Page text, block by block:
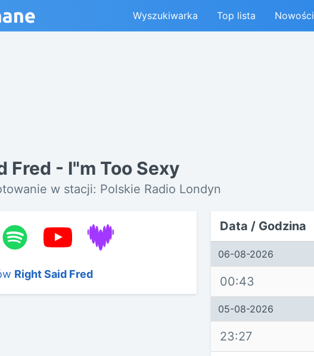
Wyszukiwarka Top lista Nowości
Fred - I"m Too Sexy
w stacji: Polskie Radio Londyn
Right Said Fred
Data / Godzina
06-08-2026
00:43
05-08-2026
23:27